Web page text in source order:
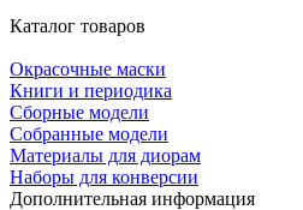
Каталог товаров
Окрасочные маски
Книги и периодика
Сборные модели
Собранные модели
Материалы для диорам
Наборы для конверсии
Дополнительная информация